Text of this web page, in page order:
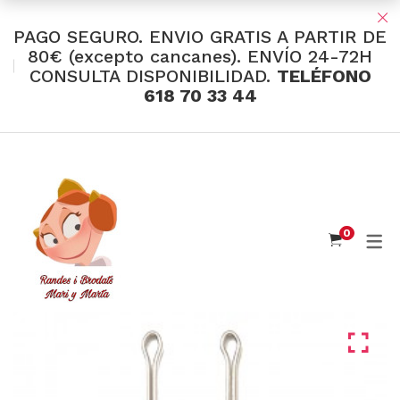
TIENDA Y OFERTAS
Santos Textil
Eusebio Sánchez
Flor de Azahar
PAGO SEGURO. ENVIO GRATIS A PARTIR DE
80€ (excepto cancanes). ENVÍO 24-72H
CONSULTA DISPONIBILIDAD. TELÉFONO
618 70 33 44
0